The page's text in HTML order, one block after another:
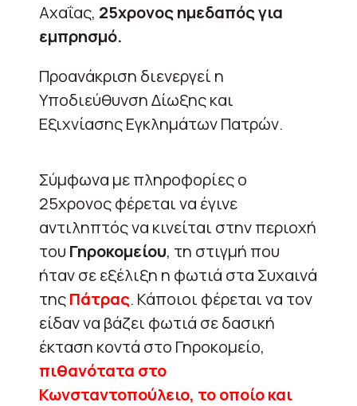
Αχαΐας, 25χρονος ημεδαπός για
εμπρησμό.
Προανάκριση διενεργεί η
Υποδιεύθυνση Δίωξης και
Εξιχνίασης Εγκλημάτων Πατρών.
Σύμφωνα με πληροφορίες ο
25χρονος φέρεται να έγινε
αντιληπτός να κινείται στην περιοχή
του Γηροκομείου, τη στιγμή που
ήταν σε εξέλιξη η φωτιά στα Συχαινά
τηςΠάτρας. Κάποιοι φέρεται να τον
είδαν να βάζει φωτιά σε δασική
έκταση κοντά στο Γηροκομείο,
πιθανότατα στο
Κωνσταντοπούλειο, το οποίο και